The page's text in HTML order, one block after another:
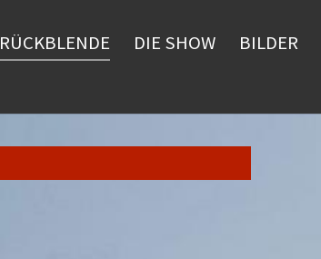
RÜCKBLENDE DIE SHOW BILDER